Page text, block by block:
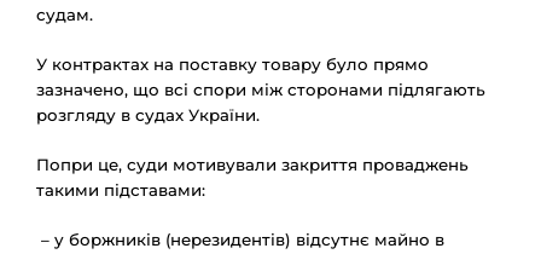
судам.
У контрактах на поставку товару було прямо
зазначено, що всі спори між сторонами підлягають
розгляду в судах України.
Попри це, суди мотивували закриття проваджень
такими підставами:
– у боржників (нерезидентів) відсутнє майно в